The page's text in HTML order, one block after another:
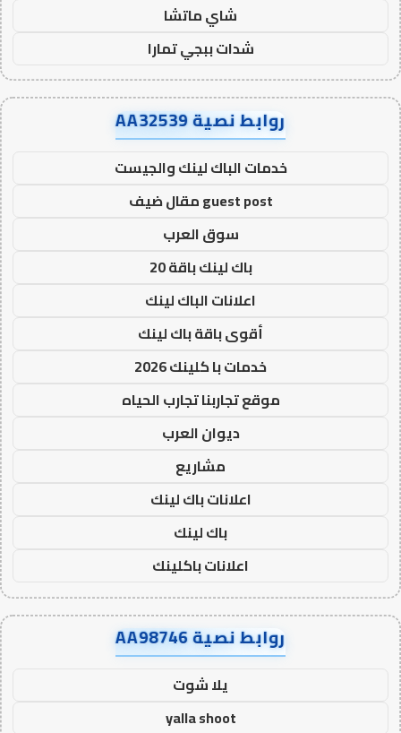
شاي ماتشا
شدات ببجي تمارا
روابط نصية AA32539
خدمات الباك لينك والجيست
guest post مقال ضيف
سوق العرب
باك لينك باقة 20
اعلانات الباك لينك
أقوى باقة باك لينك
خدمات با كلينك 2026
موقع تجاربنا تجارب الحياه
ديوان العرب
مشاريع
اعلانات باك لينك
باك لينك
اعلانات باكلينك
روابط نصية AA98746
يلا شوت
yalla shoot